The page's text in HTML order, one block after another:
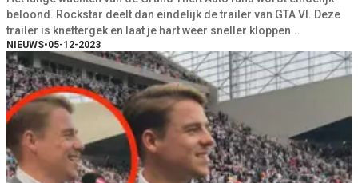
beloond. Rockstar deelt dan eindelijk de trailer van GTA VI. Deze
trailer is knettergek en laat je hart weer sneller kloppen...
NIEUWS•05-12-2023